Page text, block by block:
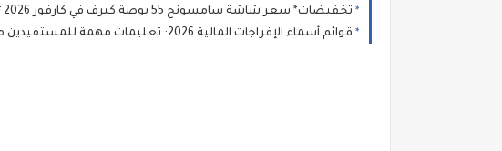
تخفيضات* سعر شاشة سامسونج 55 بوصة كيرف في كارفور 2026 💡 جدول الأسعار وأهم العروض الخفية
قوائم أسماء الإفراجات المالية 2026: تعليمات مهمة للمستفيدين من الإفراجات بالزراعة والتعليم والصحة